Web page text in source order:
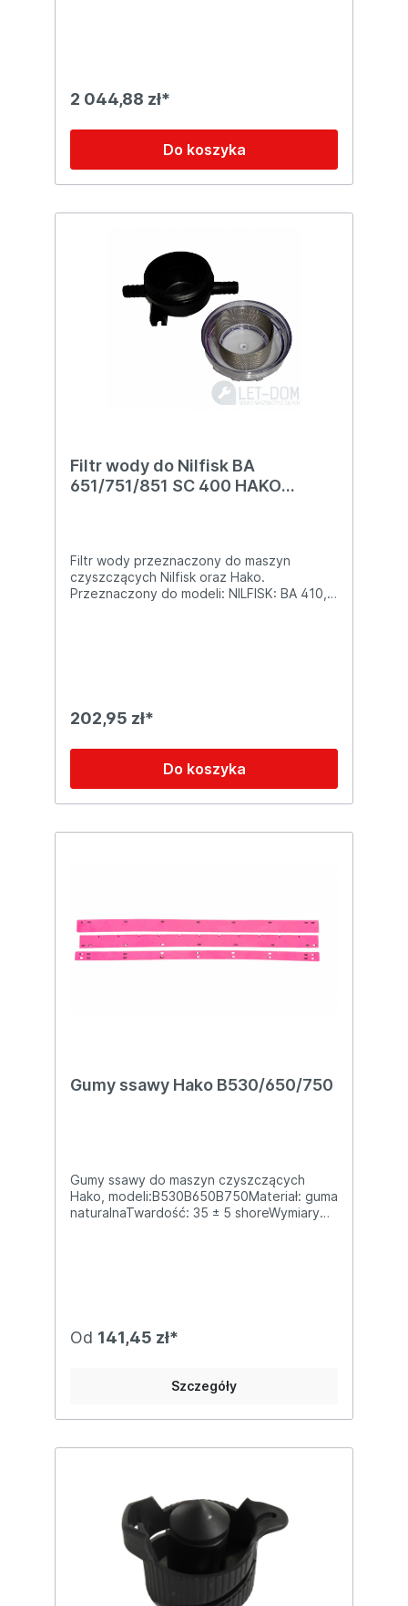
2 044,88 zł*
Do koszyka
Filtr wody do Nilfisk BA
651/751/851 SC 400 HAKO
Filtr wody przeznaczony do maszyn
czyszczących Nilfisk oraz Hako.
Przeznaczony do modeli: NILFISK: BA 410,
202,95 zł*
Do koszyka
Gumy ssawy Hako B530/650/750
Gumy ssawy do maszyn czyszczących
Hako, modeli:B530B650B750Materiał: guma
naturalnaTwardość: 35 ± 5 shoreWymiary
Od 141,45 zł*
Szczegóły